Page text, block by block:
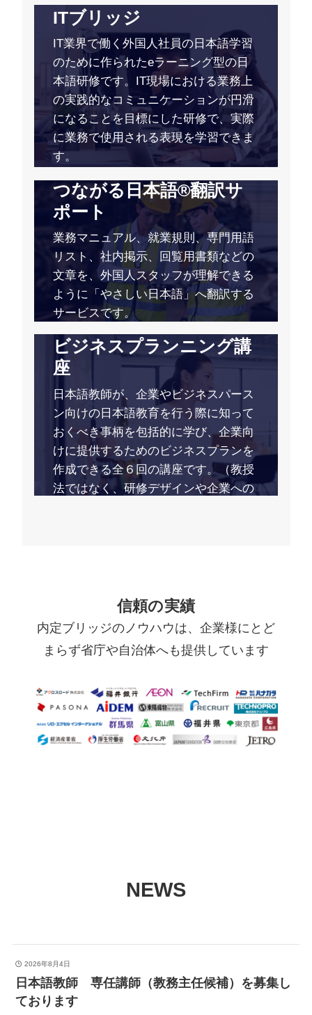
ITブリッジ
IT業界で働く外国人社員の日本語学習
のために作られたeラーニング型の日
本語研修です。IT現場における業務上
の実践的なコミュニケーションが円滑
になることを目標にした研修で、実際
に業務で使用される表現を学習できま
す。
つながる日本語®翻訳サ
ポート
業務マニュアル、就業規則、専門用語
リスト、社内掲示、回覧用書類などの
文章を、外国人スタッフが理解できる
ように「やさしい日本語」へ翻訳する
サービスです。
日本語教師のための
ビジネスプランニング講
座
日本語教師が、企業やビジネスパース
ン向けの日本語教育を行う際に知って
おくべき事柄を包括的に学び、企業向
けに提供するためのビジネスプランを
作成できる全６回の講座です。（教授
法ではなく、研修デザインや企業への
信頼の実績
内定ブリッジのノウハウは、企業様にとど
まらず省庁や自治体へも提供しています
NEWS
2026年8月4日
日本語教師 専任講師（教務主任候補）を募集し
ております